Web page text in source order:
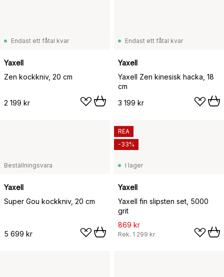
Endast ett fåtal kvar
Yaxell
Zen kockkniv, 20 cm
2 199 kr
Endast ett fåtal kvar
Yaxell
Yaxell Zen kinesisk hacka, 18
cm
3 199 kr
Beställningsvara
Yaxell
Super Gou kockkniv, 20 cm
5 699 kr
I lager
Yaxell
Yaxell fin slipsten set, 5000
grit
869 kr
Rek. 1 299 kr
REA
-33%